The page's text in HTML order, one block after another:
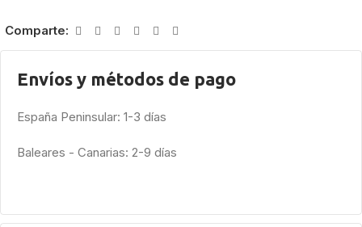
Comparte:
Envíos y métodos de pago
España Peninsular: 1-3 días
Baleares - Canarias: 2-9 días